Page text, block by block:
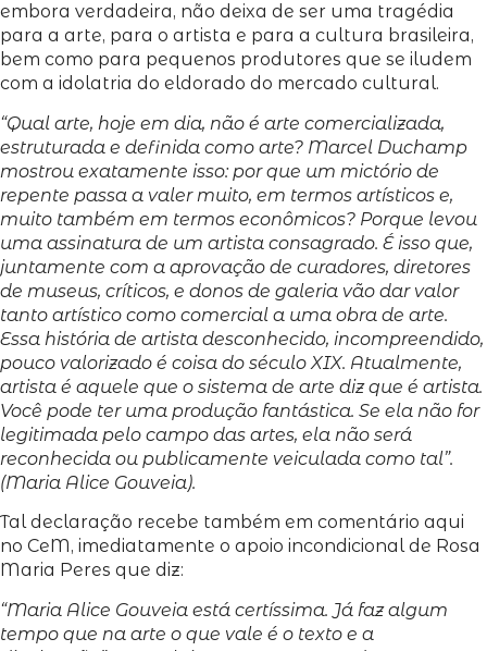
embora verdadeira, não deixa de ser uma tragédia
para a arte, para o artista e para a cultura brasileira,
bem como para pequenos produtores que se iludem
com a idolatria do eldorado do mercado cultural.
“Qual arte, hoje em dia, não é arte comercializada,
estruturada e definida como arte? Marcel Duchamp
mostrou exatamente isso: por que um mictório de
repente passa a valer muito, em termos artísticos e,
muito também em termos econômicos? Porque levou
uma assinatura de um artista consagrado. É isso que,
juntamente com a aprovação de curadores, diretores
de museus, críticos, e donos de galeria vão dar valor
tanto artístico como comercial a uma obra de arte.
Essa história de artista desconhecido, incompreendido,
pouco valorizado é coisa do século XIX. Atualmente,
artista é aquele que o sistema de arte diz que é artista.
Você pode ter uma produção fantástica. Se ela não for
legitimada pelo campo das artes, ela não será
reconhecida ou publicamente veiculada como tal”.
(Maria Alice Gouveia).
Tal declaração recebe também em comentário aqui
no CeM, imediatamente o apoio incondicional de Rosa
Maria Peres que diz:
“Maria Alice Gouveia está certíssima. Já faz algum
tempo que na arte o que vale é o texto e a